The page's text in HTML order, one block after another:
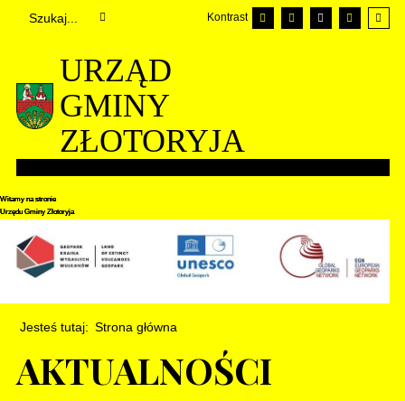
Kontrast
URZĄD
GMINY
ZŁOTORYJA
Witamy na stronie
Urzędu Gminy Złotoryja
Witamy na stronie
Urzędu Gminy Złotoryja
Witamy na stronie
Urzędu Gminy Złotoryja
Jesteś tutaj: Strona główna
AKTUALNOŚCI